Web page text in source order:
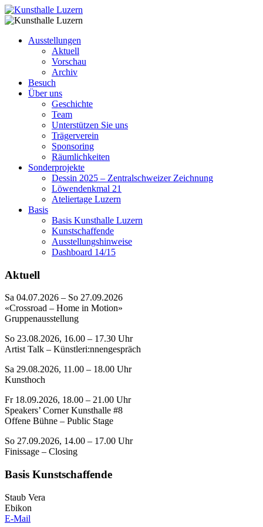
Ausstellungen
Aktuell
Vorschau
Archiv
Besuch
Über uns
Geschichte
Team
Unterstützen Sie uns
Trägerverein
Sponsoring
Räumlichkeiten
Sonderprojekte
Dessin 2025 – Zentralschweizer Zeichnung
Löwendenkmal 21
Ateliertage Luzern
Basis
Basis Kunsthalle Luzern
Kunstschaffende
Ausstellungshinweise
Dashboard 14/15
Aktuell
Sa 04.07.2026 – So 27.09.2026
«Crossroad – Home in Motion»
Gruppenausstellung
So 23.08.2026, 16.00 – 17.30 Uhr
Artist Talk – Künstleri:nnengespräch
Sa 29.08.2026, 11.00 – 18.00 Uhr
Kunsthoch
Fr 18.09.2026, 18.00 – 21.00 Uhr
Speakers’ Corner Kunsthalle #8
Offene Bühne – Public Stage
So 27.09.2026, 14.00 – 17.00 Uhr
Finissage – Closing
Basis Kunstschaffende
Staub Vera
Ebikon
E-Mail